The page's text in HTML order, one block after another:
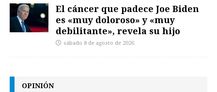
El cáncer que padece Joe Biden
es «muy doloroso» y «muy
debilitante», revela su hijo
sábado 8 de agosto de 2026
OPINIÓN